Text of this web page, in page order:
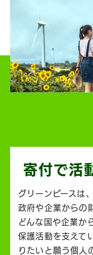
寄付で活
グリーンピースは
政府や企業からの
どんな国や企業か
保護活動を支えて
りたいと願う個人